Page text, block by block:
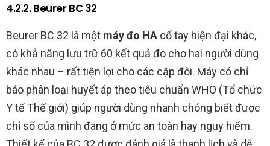
4.2.2. Beurer BC 32
Beurer BC 32 là một máy đo HA cổ tay hiện đại khác,
có khả năng lưu trữ 60 kết quả đo cho hai người dùng
khác nhau – rất tiện lợi cho các cặp đôi. Máy có chỉ
báo phân loại huyết áp theo tiêu chuẩn WHO (Tổ chức
Y tế Thế giới) giúp người dùng nhanh chóng biết được
chỉ số của mình đang ở mức an toàn hay nguy hiểm.